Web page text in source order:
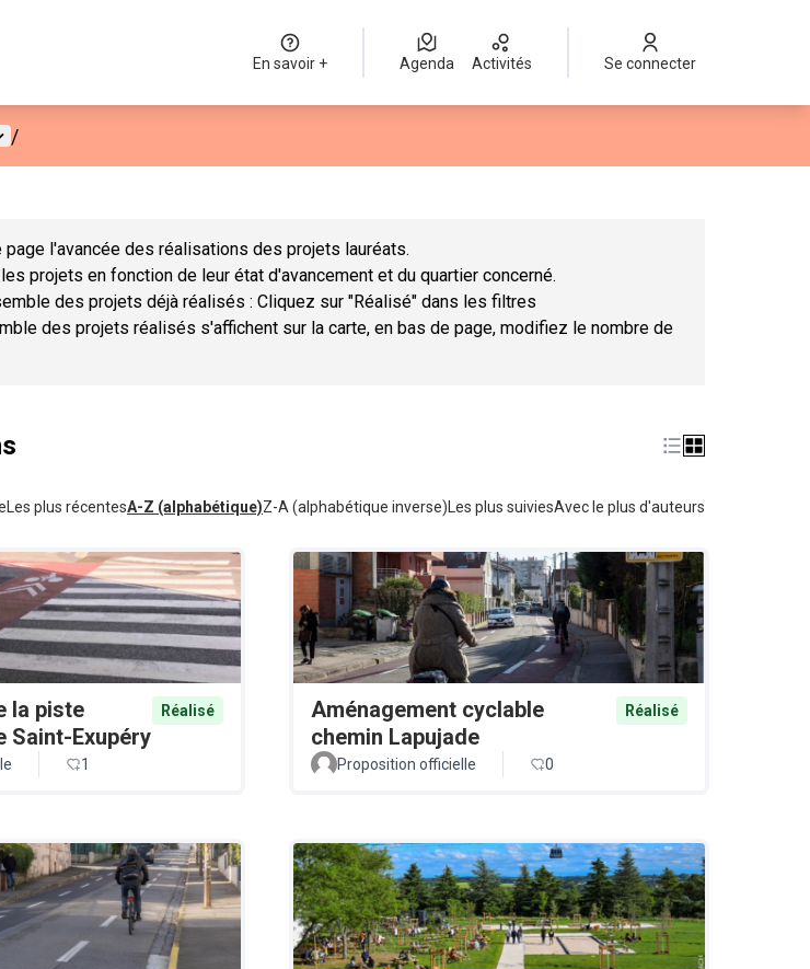
En savoir + Agenda Activités Se connecter
utilisateur
/
page l'avancée des réalisations des projets lauréats.
projets en fonction de leur état d'avancement et du quartier concerné.
des projets déjà réalisés : Cliquez sur "Réalisé" dans les filtres
des projets réalisés s'affichent sur la carte, en bas de page, modifiez le nombre de
Les plus récentesA-Z (alphabétique)Z-A (alphabétique inverse) Les plus suiviesAvec le plus d'auteurs
la piste
Saint-Exupéry
Réalisé
1
Aménagement cyclable
chemin Lapujade
Réalisé
Proposition officielle 0